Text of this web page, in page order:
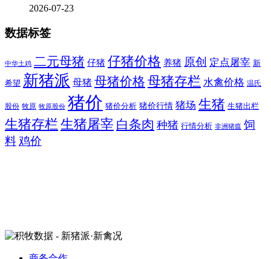
2026-07-23
数据标签
中华土鸡 二元母猪 仔猪 仔猪价格 养猪 原创 定点屠宰 新
希望 新猪派 母猪 母猪价格 母猪存栏 水禽价格 温氏
股份 牧原 牧原股份 猪价 猪价分析 猪价行情 猪场 生猪 生猪出栏
生猪存栏 生猪屠宰 白条肉 种猪 行情分析 非洲猪瘟 饲
料 鸡价